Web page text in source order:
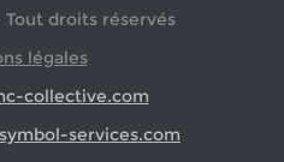
Tout droits réservés
légales
collective.com
symbol-services.com